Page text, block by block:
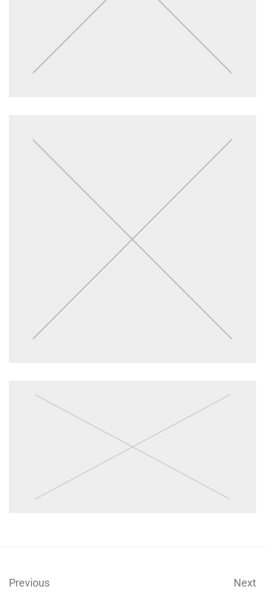
Previous Next